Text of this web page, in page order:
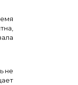
не